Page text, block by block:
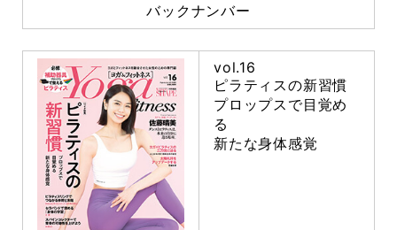
バックナンバー
vol.16
ピラティスの新習慣
プロップスで目覚め
る
新たな身体感覚